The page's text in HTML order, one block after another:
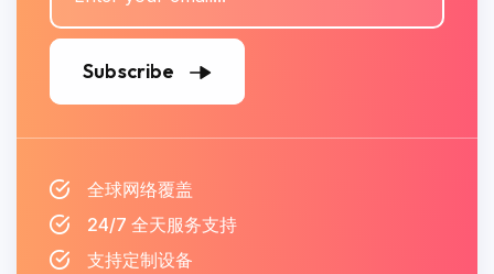
Subscribe
全球网络覆盖
24/7 全天服务支持
支持定制设备